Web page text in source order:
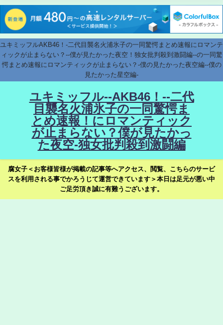
ユキミッフルAKB46！-二代目襲名火浦氷子の一同驚愕まとめ速報にロマンテ
ィックが止まらない？--僕が見たかった夜空！独女批判殺到激闘編--の一同驚
愕まとめ速報にロマンティックが止まらない？-僕の見たかった夜空編--僕の
見たかった星空編-
ユキミッフル--AKB46！--二代
目襲名火浦氷子の一同驚愕ま
とめ速報！にロマンティック
が止まらない？僕が見たかっ
た夜空-独女批判殺到激闘編
腐女子＜お客様皆様が掲載の記事等へアクセス、閲覧、こちらのサービ
スを利用される事でかろうじて運営できています＞本日は足元が悪い中
ご足労頂き誠に有難うございます。